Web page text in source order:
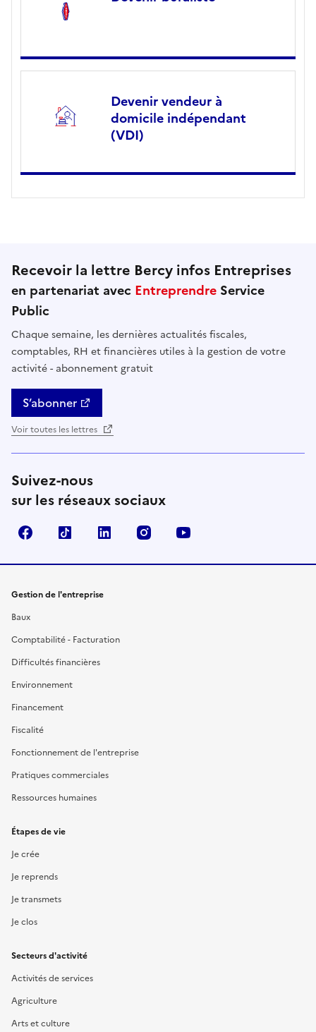
Devenir vendeur à
domicile indépendant
(VDI)
Recevoir la lettre Bercy infos Entreprises
en partenariat avec Entreprendre Service
Public
Chaque semaine, les dernières actualités fiscales,
comptables, RH et financières utiles à la gestion de votre
activité - abonnement gratuit
S’abonner
Voir toutes les lettres
Suivez-nous
sur les réseaux sociaux
FacebookTikTok Linkedin Instagram
Gestion de l'entreprise
Baux
Comptabilité - Facturation
Difficultés financières
Environnement
Financement
Fiscalité
Fonctionnement de l'entreprise
Pratiques commerciales
Ressources humaines
Étapes de vie
Je crée
Je reprends
Je transmets
Je clos
Secteurs d'activité
Activités de services
Agriculture
Arts et culture